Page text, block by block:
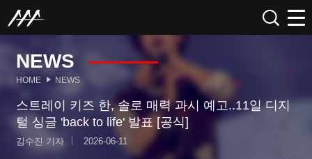
NEWS
HOME NEWS
스트레이 키즈 한, 솔로 매력 과시 예고..11일 디지
털 싱글 'back to life' 발표 [공식]
김수진 기자 2026-06-11